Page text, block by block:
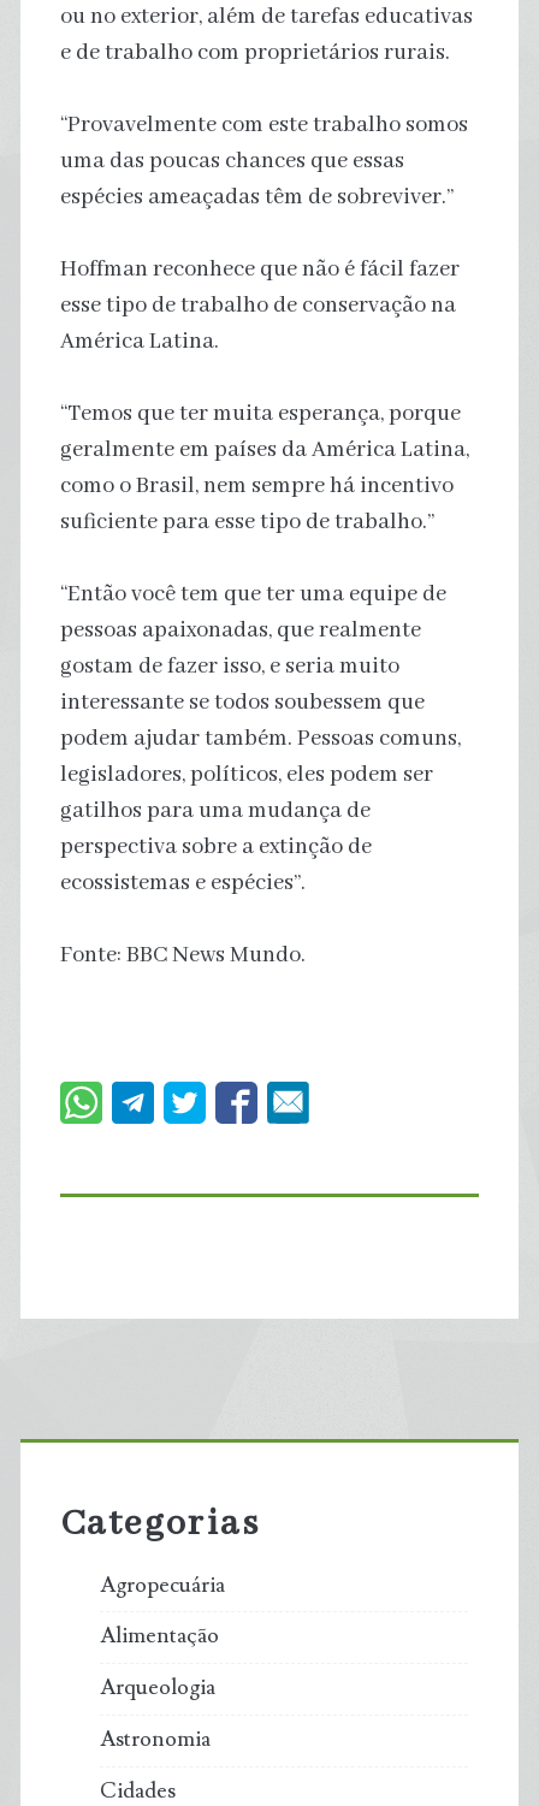
ou no exterior, além de tarefas educativas
e de trabalho com proprietários rurais.
“Provavelmente com este trabalho somos
uma das poucas chances que essas
espécies ameaçadas têm de sobreviver.”
Hoffman reconhece que não é fácil fazer
esse tipo de trabalho de conservação na
América Latina.
“Temos que ter muita esperança, porque
geralmente em países da América Latina,
como o Brasil, nem sempre há incentivo
suficiente para esse tipo de trabalho.”
“Então você tem que ter uma equipe de
pessoas apaixonadas, que realmente
gostam de fazer isso, e seria muito
interessante se todos soubessem que
podem ajudar também. Pessoas comuns,
legisladores, políticos, eles podem ser
gatilhos para uma mudança de
perspectiva sobre a extinção de
ecossistemas e espécies”.
Fonte: BBC News Mundo.
Primary
Sidebar
Categorias
Agropecuária
Alimentação
Arqueologia
Astronomia
Cidades